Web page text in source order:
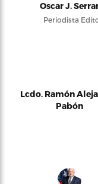
Oscar J.
Periodista
Lcdo. Ramón
Pabón